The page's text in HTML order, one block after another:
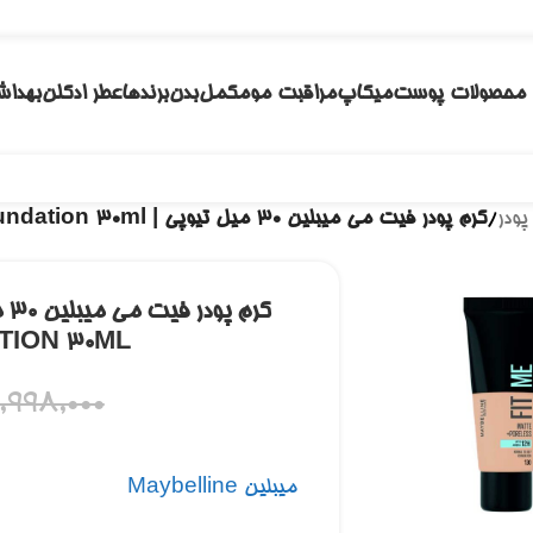
محصولات پوستمیکاپمراقبت مومکملبدنبرندهاعطر ادکلن
/کرم پودر فیت می میبلین ۳۰ میل تیوپی | Maybelline Fit Me Matte and Poreless Foundation 30ml
30ML
میبلین Maybelline